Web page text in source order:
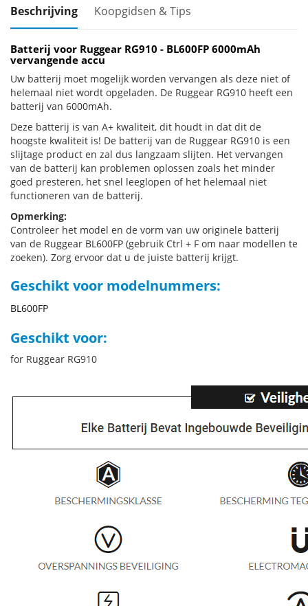
Beschrijving Koopgidsen & Tips
Batterij voor Ruggear RG910 - BL600FP 6000mAh
vervangende accu
Uw batterij moet mogelijk worden vervangen als deze niet of
helemaal niet wordt opgeladen. De Ruggear RG910 heeft een
batterij van 6000mAh.
Deze batterij is van A+ kwaliteit, dit houdt in dat dit de
hoogste kwaliteit is! De batterij van de Ruggear RG910 is een
slijtage product en zal dus langzaam slijten. Het vervangen
van de batterij kan problemen oplossen zoals het minder
goed presteren, het snel leeglopen of het helemaal niet
functioneren van de batterij.
Opmerking:
Controleer het model en de vorm van uw originele batterij
van de Ruggear BL600FP (gebruik Ctrl + F om naar modellen te
zoeken). Zorg ervoor dat u de juiste batterij krijgt.
Geschikt voor modelnummers:
BL600FP
Geschikt voor:
for Ruggear RG910